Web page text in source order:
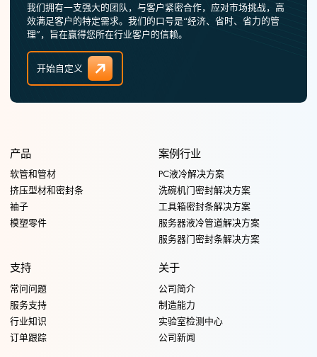
我们拥有一支强大的团队，与客户紧密合作，应对市场挑战，高
效满足客户的特定需求。我们的口号是“经济、省时、省力的管
理”，旨在赢得您所在行业客户的信赖。
开始自定义
产品
软管和管材
挤压型材和密封条
袖子
模塑零件
案例行业
PC液冷解决方案
洗碗机门密封解决方案
工具箱密封条解决方案
服务器液冷管道解决方案
服务器门密封条解决方案
支持
常问问题
服务支持
行业知识
订单跟踪
关于
公司简介
制造能力
实验室检测中心
公司新闻